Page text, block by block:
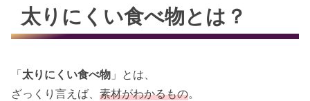
太りにくい食べ物とは？
「太りにくい食べ物 」とは、
ざっくり言えば、 素材がわかるもの。